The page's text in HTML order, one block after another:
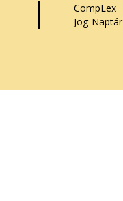
CompLex
Jog-Naptár